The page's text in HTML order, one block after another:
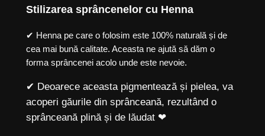
Stilizarea sprâncenelor cu Henna
✔ Henna pe care o folosim este 100% naturală și de
cea mai bună calitate. Aceasta ne ajută să dăm o
forma sprâncenei acolo unde este nevoie.
✔ Deoarece aceasta pigmentează și pielea, va
acoperi găurile din sprânceană, rezultând o
sprânceană plină și de lăudat ❤